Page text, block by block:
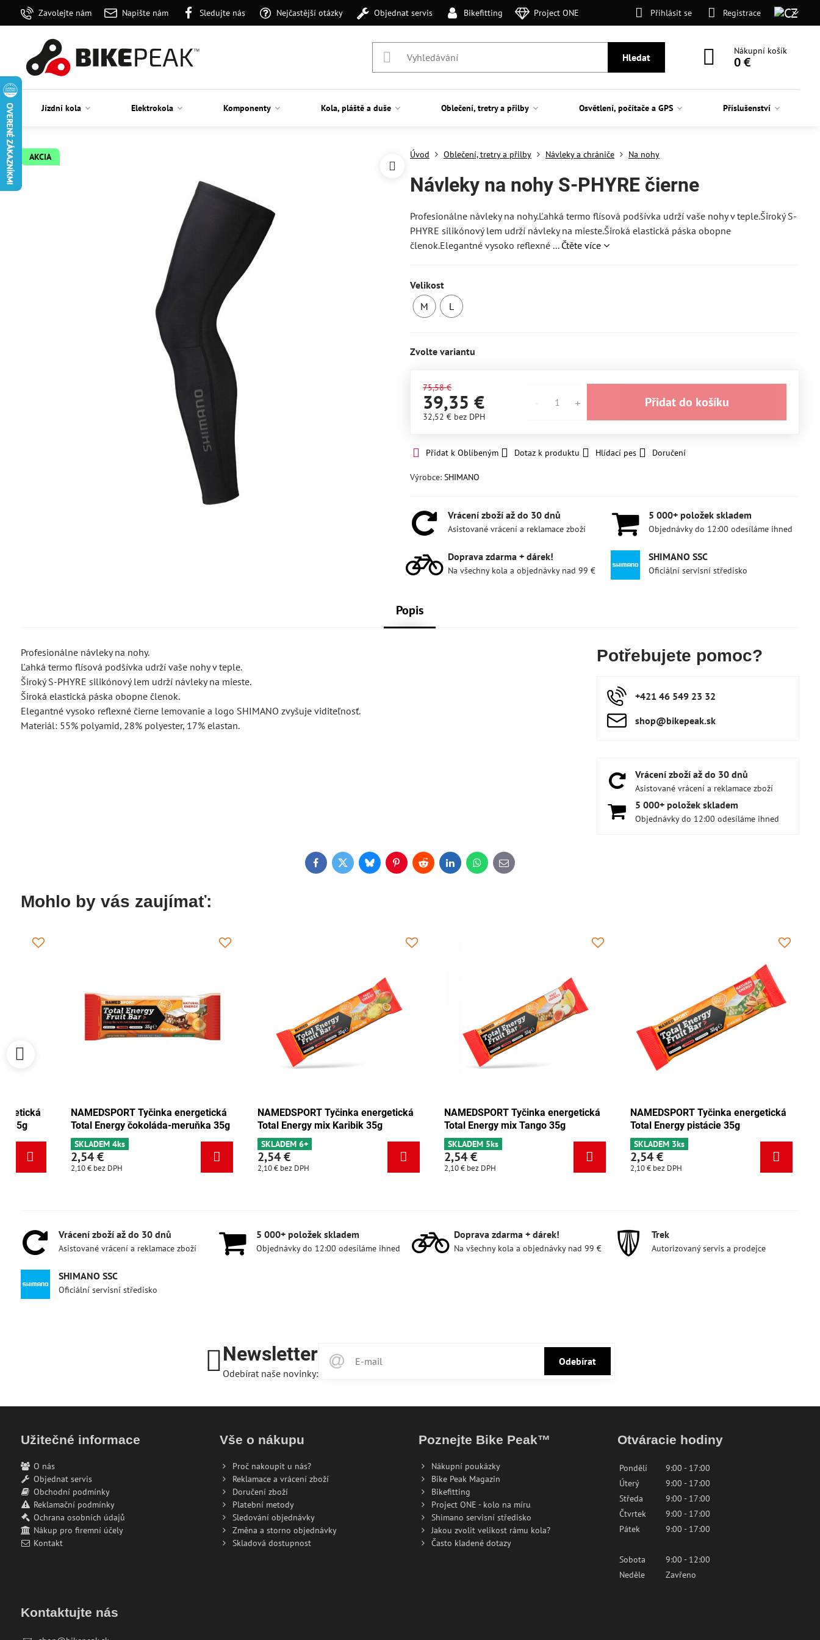
Zavolejte nám Napište nám Sledujte nás Nejčastější otázky Objednat servis Bikefitting Project ONE Přihlásit se Registrace
Hledat
Nákupní košík
0 €
Jízdní kola Elektrokola Komponenty Kola, pláště a duše Oblečení, tretry a přilby Osvětlení, počítače a GPS Příslušenství
AKCIA Úvod Oblečení, tretry a přilby Návleky a chrániče Na nohy
Návleky na nohy S-PHYRE čierne
Profesionálne návleky na nohy.Ľahká termo flísová podšívka udrží vaše nohy v teple.Široký S-
PHYRE silikónový lem udrží návleky na mieste.Široká elastická páska obopne
členok.Elegantné vysoko reflexné ... Čtěte více
Velikost
M
L
Zvolte variantu
75,58 €
39,35 €
32,52 € bez DPH
Přidat do košíku
Přidat k Oblíbeným Dotaz k produktu Hlídací pes Doručení
Výrobce: SHIMANO
Vrácení zboží až do 30 dnů
Asistované vrácení a reklamace zboží
5 000+ položek skladem
Objednávky do 12:00 odesíláme ihned
Doprava zdarma + dárek!
Na všechny kola a objednávky nad 99 €
SHIMANO SSC
Oficiální servisní středisko
Popis
Profesionálne návleky na nohy.
Ľahká termo flísová podšívka udrží vaše nohy v teple.
Široký S-PHYRE silikónový lem udrží návleky na mieste.
Široká elastická páska obopne členok.
Elegantné vysoko reflexné čierne lemovanie a logo SHIMANO zvyšuje viditeľnosť.
Materiál: 55% polyamid, 28% polyester, 17% elastan.
Potřebujete pomoc?
+421 46 549 23 32
shop​@bikepeak​.sk
Vrácení zboží až do 30 dnů
Asistované vrácení a reklamace zboží
5 000+ položek skladem
Objednávky do 12:00 odesíláme ihned
FacebookTwitterBlueskyPinterestRedditLinkedInWhatsApp
E-
mail
Mohlo by vás zaujímať:
NAMEDSPORT Tyčinka energetická
Total Energy brusinka-ořech 35g
SKLADEM 6+
2,54 €
bez DPH
NAMEDSPORT Tyčinka energetická
Total Energy čokoláda-meruňka 35g
SKLADEM 4ks
2,54 €
bez DPH
NAMEDSPORT Tyčinka energetická
Total Energy mix Karibik 35g
SKLADEM 6+
2,54 €
bez DPH
NAMEDSPORT Tyčinka energetická
Total Energy mix Tango 35g
SKLADEM 5ks
2,54 €
bez DPH
2,54 €
Vrácení zboží až do 30 dnů
Asistované vrácení a reklamace zboží
5 000+ položek skladem
Objednávky do 12:00 odesíláme ihned
Doprava zdarma + dárek!
Na všechny kola a objednávky nad 99 €
Trek
Autorizovaný servis a prodejce
SHIMANO SSC
Oficiální servisní středisko
Newsletter
Odebírat naše novinky:
Odebírat
Užitečné informace
O nás
Objednat servis
Obchodní podmínky
Reklamační podmínky
Ochrana osobních údajů
Nákup pro firemní účely
Kontakt
Vše o nákupu
Proč nakoupit u nás?
Reklamace a vrácení zboží
Doručení zboží
Platební metody
Sledování objednávky
Změna a storno objednávky
Skladová dostupnost
Poznejte Bike Peak™
Nákupní poukázky
Bike Peak Magazin
Bikefitting
Project ONE - kolo na míru
Shimano servisní středisko
Jakou zvolit velikost rámu kola?
Často kladené dotazy
Otváracie hodiny
Pondělí
9:00 - 17:00
Úterý
9:00 - 17:00
Středa
9:00 - 17:00
Čtvrtek
9:00 - 17:00
Pátek
9:00 - 17:00
Sobota
9:00 - 12:00
Neděle
Zavřeno
Kontaktujte nás